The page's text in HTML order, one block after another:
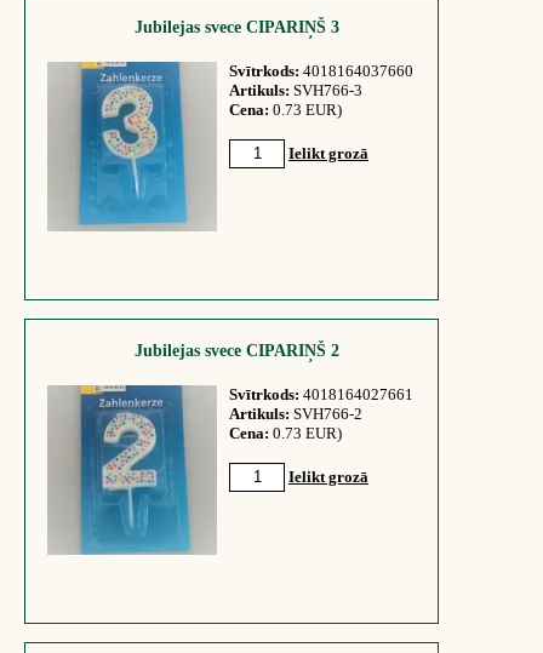
Jubilejas svece CIPARIŅŠ 3
Svītrkods: 4018164037660
Artikuls: SVH766-3
Cena: 0.73 EUR)
Ielikt grozā
Jubilejas svece CIPARIŅŠ 2
Svītrkods: 4018164027661
Artikuls: SVH766-2
Cena: 0.73 EUR)
Ielikt grozā